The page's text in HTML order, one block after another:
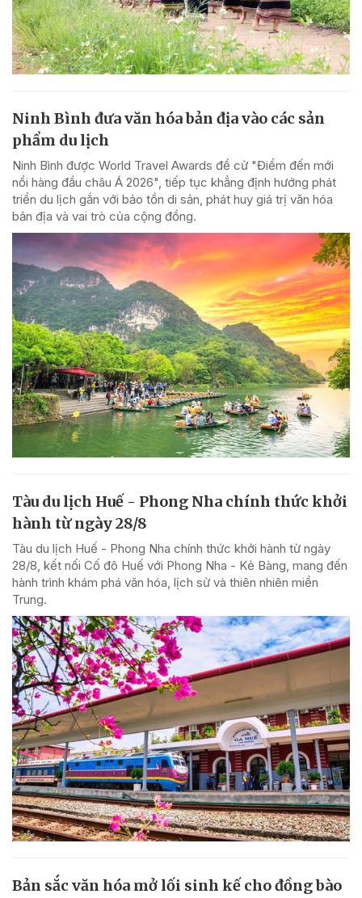
Ninh Bình đưa văn hóa bản địa vào các sản
phẩm du lịch
Ninh Bình được World Travel Awards đề cử "Điểm đến mới
nổi hàng đầu châu Á 2026", tiếp tục khẳng định hướng phát
triển du lịch gắn với bảo tồn di sản, phát huy giá trị văn hóa
bản địa và vai trò của cộng đồng.
Tàu du lịch Huế - Phong Nha chính thức khởi
hành từ ngày 28/8
Tàu du lịch Huế - Phong Nha chính thức khởi hành từ ngày
28/8, kết nối Cố đô Huế với Phong Nha - Kẻ Bàng, mang đến
hành trình khám phá văn hóa, lịch sử và thiên nhiên miền
Trung.
Bản sắc văn hóa mở lối sinh kế cho đồng bào